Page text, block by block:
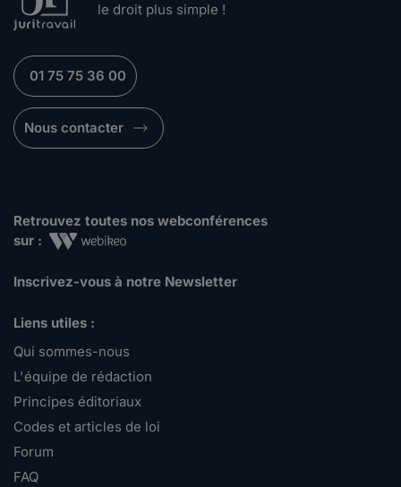
le droit plus simple !
01 75 75 36 00
Nous contacter
Retrouvez toutes nos webconférences
sur :
Inscrivez-vous à notre Newsletter
Liens utiles :
Qui sommes-nous
L'équipe de rédaction
Principes éditoriaux
Codes et articles de loi
Forum
FAQ